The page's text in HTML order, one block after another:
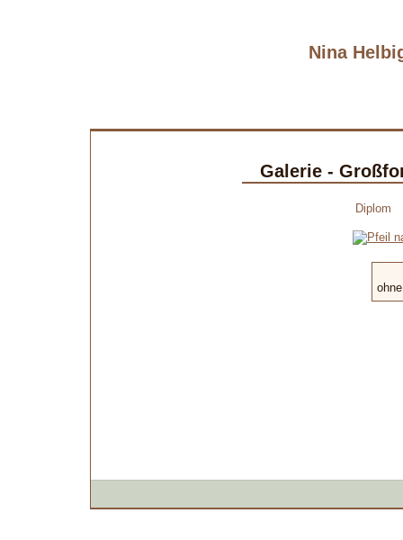
Nina
Galerie -
Diplom